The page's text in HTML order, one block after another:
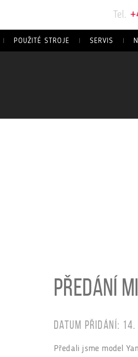
Tel.
POUŽITÉ STROJE SERVIS
Předání
Datum přidání: 14.
Předali jsme model